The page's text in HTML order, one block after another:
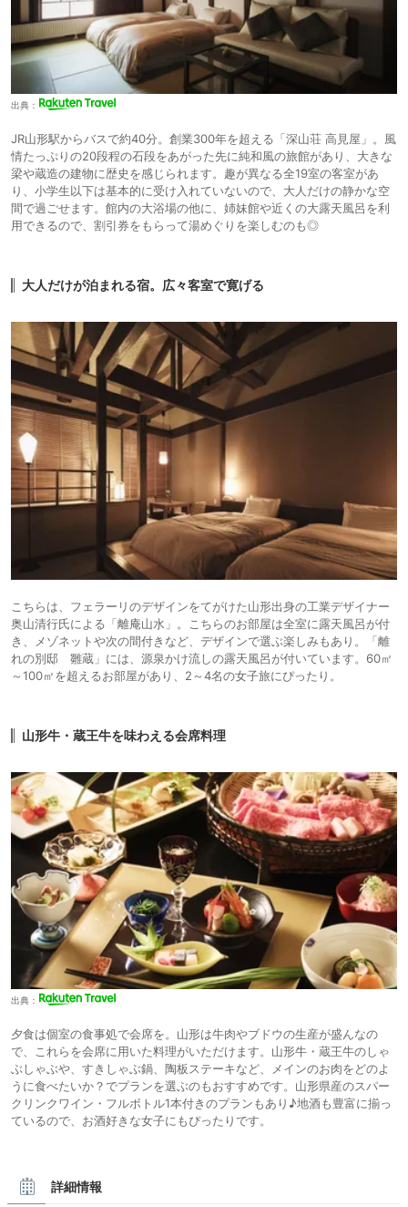
出典：
JR山形駅からバスで約40分。創業300年を超える「深山荘 高見屋」。風
情たっぷりの20段程の石段をあがった先に純和風の旅館があり、大きな
梁や蔵造の建物に歴史を感じられます。趣が異なる全19室の客室があ
り、小学生以下は基本的に受け入れていないので、大人だけの静かな空
間で過ごせます。館内の大浴場の他に、姉妹館や近くの大露天風呂を利
用できるので、割引券をもらって湯めぐりを楽しむのも◎
大人だけが泊まれる宿。広々客室で寛げる
こちらは、フェラーリのデザインをてがけた山形出身の工業デザイナー
奥山清行氏による「離庵山水」。こちらのお部屋は全室に露天風呂が付
き、メゾネットや次の間付きなど、デザインで選ぶ楽しみもあり。「離
れの別邸 雛蔵」には、源泉かけ流しの露天風呂が付いています。60㎡
～100㎡を超えるお部屋があり、2～4名の女子旅にぴったり。
山形牛・蔵王牛を味わえる会席料理
出典：
夕食は個室の食事処で会席を。山形は牛肉やブドウの生産が盛んなの
で、これらを会席に用いた料理がいただけます。山形牛・蔵王牛のしゃ
ぶしゃぶや、すきしゃぶ鍋、陶板ステーキなど、メインのお肉をどのよ
うに食べたいか？でプランを選ぶのもおすすめです。山形県産のスパー
クリンクワイン・フルボトル1本付きのプランもあり♪地酒も豊富に揃っ
ているので、お酒好きな女子にもぴったりです。
詳細情報